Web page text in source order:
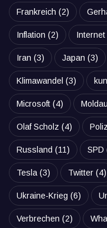
Frankreich (2)
Inflation (2) Internet
Iran (3) Japan (3)
Klimawandel (3)
Microsoft (4) Moldau
Olaf Scholz (4)
Russland (11) SPD
Tesla (3) Twitter (4)
Ukraine-Krieg (6)
Verbrechen (2)